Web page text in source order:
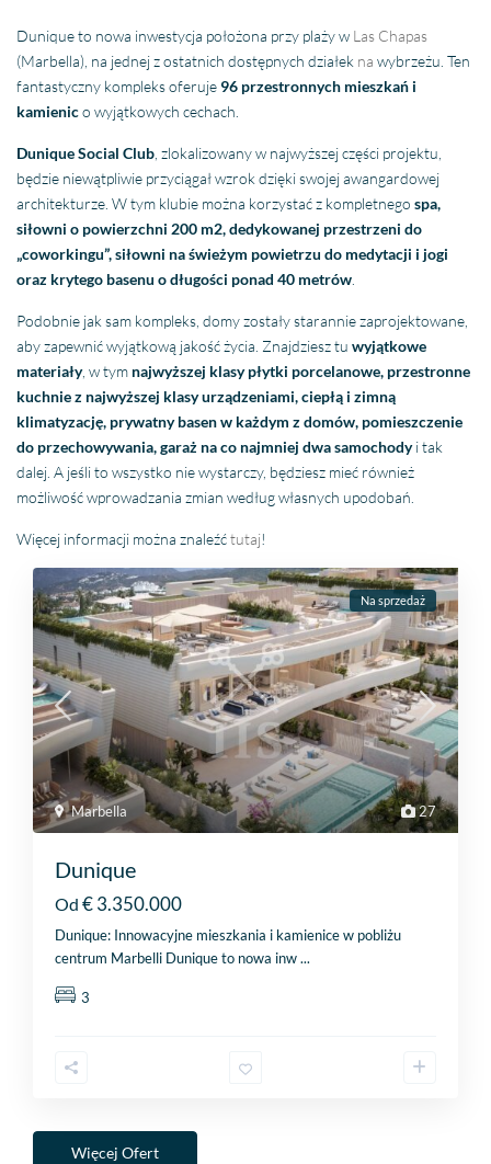
Dunique to nowa inwestycja położona przy plaży w Las Chapas
(Marbella), na jednej z ostatnich dostępnych działek na wybrzeżu. Ten
fantastyczny kompleks oferuje 96 przestronnych mieszkań i
kamienico wyjątkowych cechach.
Dunique Social Club , zlokalizowany w najwyższej części projektu,
będzie niewątpliwie przyciągał wzrok dzięki swojej awangardowej
architekturze. W tym klubie można korzystać z kompletnegospa,
siłowni o powierzchni 200 m2, dedykowanej przestrzeni do
„coworkingu”, siłowni na świeżym powietrzu do medytacji i jogi
oraz krytego basenu o długości ponad 40 metrów
Podobnie jak sam kompleks, domy zostały starannie zaprojektowane,
aby zapewnić wyjątkową jakość życia. Znajdziesz tuwyjątkowe
materiały, w tym najwyższej klasy płytki porcelanowe, przestronne
kuchnie z najwyższej klasy urządzeniami, ciepłą i zimną
klimatyzację, prywatny basen w każdym z domów, pomieszczenie
do przechowywania, garaż na co najmniej dwa samochodyi tak
dalej. A jeśli to wszystko nie wystarczy, będziesz mieć również
możliwość wprowadzania zmian według własnych upodobań.
Więcej informacji można znaleźćtutaj!
27
Marbella
Na sprzedaż
Dunique
Od € 3.350.000
Dunique: Innowacyjne mieszkania i kamienice w pobliżu
centrum Marbelli Dunique to nowa inw...
3
Więcej Ofert